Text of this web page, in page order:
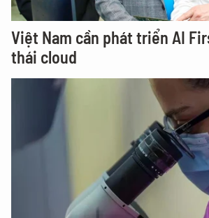
Việt Nam cần phát triển AI
thái cloud